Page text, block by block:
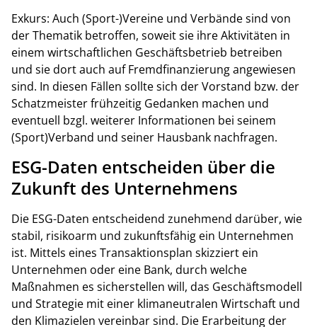
Exkurs: Auch (Sport-)Vereine und Verbände sind von
der Thematik betroffen, soweit sie ihre Aktivitäten in
einem wirtschaftlichen Geschäftsbetrieb betreiben
und sie dort auch auf Fremdfinanzierung angewiesen
sind. In diesen Fällen sollte sich der Vorstand bzw. der
Schatzmeister frühzeitig Gedanken machen und
eventuell bzgl. weiterer Informationen bei seinem
(Sport)Verband und seiner Hausbank nachfragen.
ESG-Daten entscheiden über die
Zukunft des Unternehmens
Die ESG-Daten entscheidend zunehmend darüber, wie
stabil, risikoarm und zukunftsfähig ein Unternehmen
ist. Mittels eines Transaktionsplan skizziert ein
Unternehmen oder eine Bank, durch welche
Maßnahmen es sicherstellen will, das Geschäftsmodell
und Strategie mit einer klimaneutralen Wirtschaft und
den Klimazielen vereinbar sind. Die Erarbeitung der